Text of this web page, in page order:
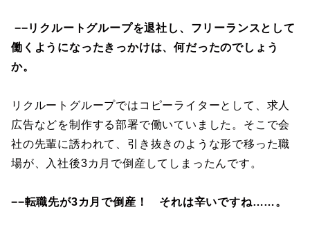
−−リクルートグループを退社し、フリーランスとして
働くようになったきっかけは、何だったのでしょう
か。
リクルートグループではコピーライターとして、求人
広告などを制作する部署で働いていました。そこで会
社の先輩に誘われて、引き抜きのような形で移った職
場が、入社後3カ月で倒産してしまったんです。
−−転職先が3カ月で倒産！ それは辛いですね……。